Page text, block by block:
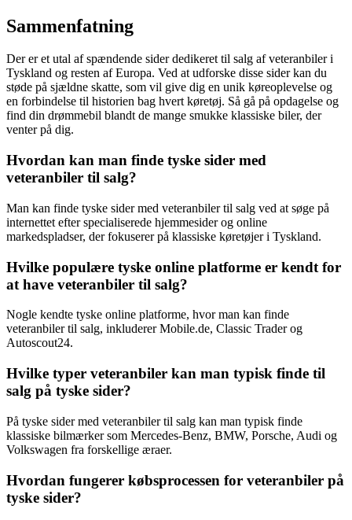
Sammenfatning
Der er et utal af spændende sider dedikeret til salg af veteranbiler i
Tyskland og resten af Europa. Ved at udforske disse sider kan du
støde på sjældne skatte, som vil give dig en unik køreoplevelse og
en forbindelse til historien bag hvert køretøj. Så gå på opdagelse og
find din drømmebil blandt de mange smukke klassiske biler, der
venter på dig.
Hvordan kan man finde tyske sider med
veteranbiler til salg?
Man kan finde tyske sider med veteranbiler til salg ved at søge på
internettet efter specialiserede hjemmesider og online
markedspladser, der fokuserer på klassiske køretøjer i Tyskland.
Hvilke populære tyske online platforme er kendt for
at have veteranbiler til salg?
Nogle kendte tyske online platforme, hvor man kan finde
veteranbiler til salg, inkluderer Mobile.de, Classic Trader og
Autoscout24.
Hvilke typer veteranbiler kan man typisk finde til
salg på tyske sider?
På tyske sider med veteranbiler til salg kan man typisk finde
klassiske bilmærker som Mercedes-Benz, BMW, Porsche, Audi og
Volkswagen fra forskellige æraer.
Hvordan fungerer købsprocessen for veteranbiler på
tyske sider?